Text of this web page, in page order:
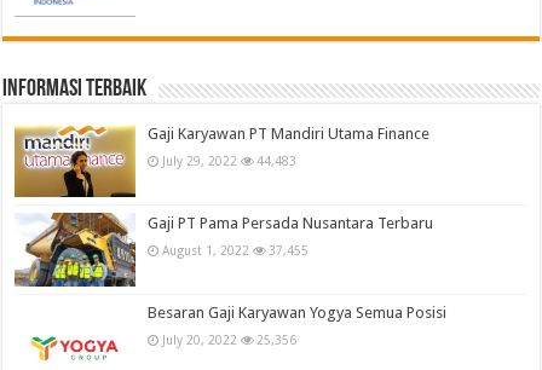
informasi terbaik
Gaji Karyawan PT Mandiri Utama Finance
July 29, 2022 44,483
Gaji PT Pama Persada Nusantara Terbaru
August 1, 2022 37,455
Besaran Gaji Karyawan Yogya Semua Posisi
July 20, 2022 25,356